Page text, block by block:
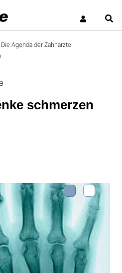
Die Agenda der Zahnärzte
schmerzen